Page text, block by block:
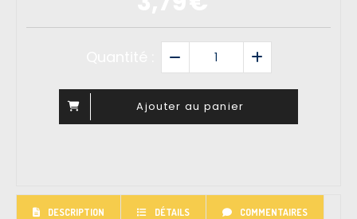
Ajouter au panier
DESCRIPTION DÉTAILS COMMENTAIRES